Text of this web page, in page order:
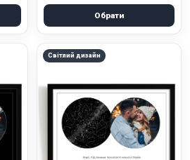
Обрати
Світлий дизайн